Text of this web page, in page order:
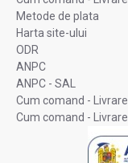
Metode de plata
Harta site-ului
ODR
ANPC
ANPC - SAL
Cum comand - Livrare
Cum comand - Livrare